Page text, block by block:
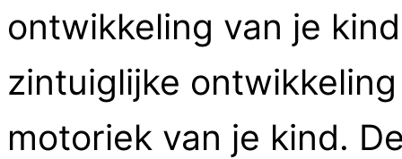
ontwikkeling van je
zintuiglijke
motoriek van je kind.